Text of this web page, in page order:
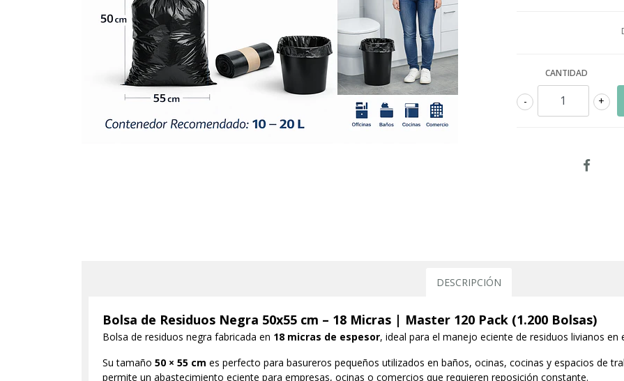
CANTIDAD
+
-
DESCRIPCIÓN
Bolsa de Residuos Negra 50x55 cm – 18 Micras | Master 120 Pack (1.200 Bolsas)
Bolsa de residuos negra fabricada en 18 micras de espesor, ideal para el manejo eficiente de residuos livianos
Su tamaño 50 × 55 cm es perfecto para basureros pequeños utilizados en baños, oficinas, cocinas y espacios de
permite un abastecimiento eficiente para empresas, oficinas o comercios que requieren reposición constante.